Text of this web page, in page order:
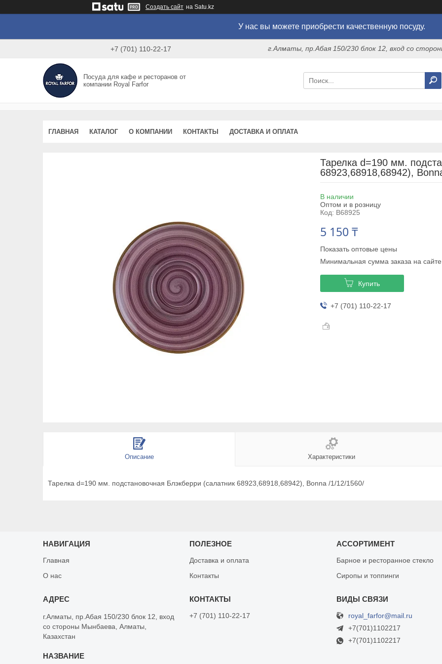
Создать сайт на Satu.kz
У нас вы можете приобрести качественную посуду.
+7 (701) 110-22-17 г.Алматы, пр.Абая 150/230 блок 12, вход со
Посуда для кафе и ресторанов от
компании Royal Farfor
ГЛАВНАЯ КАТАЛОГ О КОМПАНИИ КОНТАКТЫ ДОСТАВКА И ОПЛАТА
Тарелка d=190 мм.
68923,68918,68942),
В наличии
Оптом и в розницу
Код: B68925
5 150 ₸
Показать оптовые цены
Минимальная сумма заказа на
Купить
+7 (701) 110-22-17
Описание Характеристики
Тарелка d=190 мм. подстановочная Блэкберри (салатник 68923,68918,68942), Bonna /1/12/1560/
НАВИГАЦИЯ
Главная
О нас
ПОЛЕЗНОЕ
Доставка и оплата
Контакты
АССОРТИМЕНТ
Барное и ресторанное стекло
Сиропы и топпинги
г.Алматы, пр.Абая 150/230 блок 12, вход
со стороны Мынбаева, Алматы,
Казахстан
+7 (701) 110-22-17
royal_farfor@mail.ru
+7(701)1102217
+7(701)1102217